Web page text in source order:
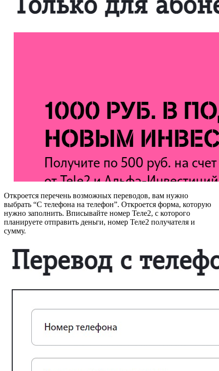
Откроется перечень возможных переводов, вам нужно
выбрать “С телефона на телефон”. Откроется форма, которую
нужно заполнить. Вписывайте номер Теле2, с которого
планируете отправить деньги, номер Теле2 получателя и
сумму.